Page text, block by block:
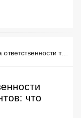
Новые правила ответственности туроператоров и турагентов: что изменится
что